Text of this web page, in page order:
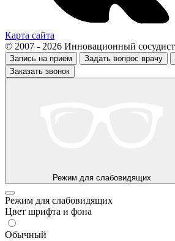
Карта сайта
© 2007 - 2026 Инновационный
Запись на прием Задать вопрос врачу
Заказать звонок
Режим для слабовидящих
Режим для слабовидящих
Цвет шрифта и фона
Обычный